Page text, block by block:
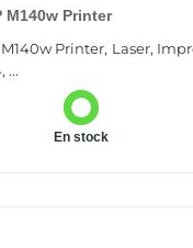
M140w Printer
Printer, Laser,
...
En stock